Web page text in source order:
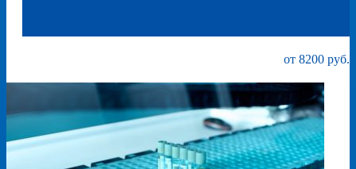
от 8200 руб.